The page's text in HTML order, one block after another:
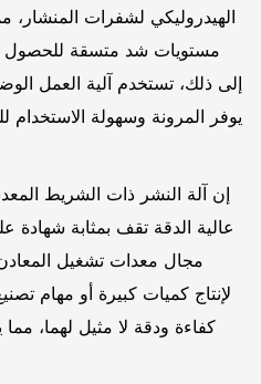
الهيدروليكي لشفرات المنشار،
مستويات شد متسقة للحصول
إلى ذلك، تستخدم آلية العمل
يوفر المرونة وسهولة الاستخدام
إن آلة النشر ذات الشريط
عالية الدقة تقف بمثابة شهادة
مجال معدات تشغيل
لإنتاج كميات كبيرة أو مهام
كفاءة ودقة لا مثيل لهما،